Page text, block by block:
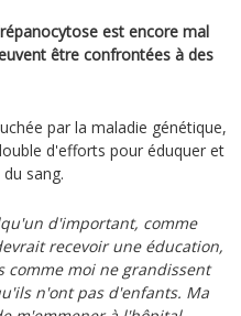
est encore mal
être confrontées à des
par la maladie génétique,
d'efforts pour éduquer et
sang.
d'important, comme
recevoir une éducation,
comme moi ne grandissent
n'ont pas d'enfants. Ma